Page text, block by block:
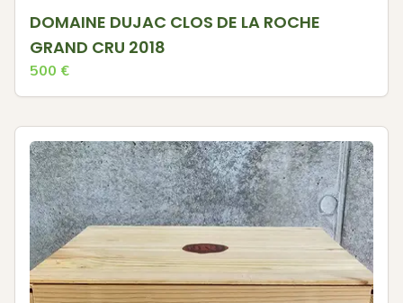
DOMAINE DUJAC CLOS DE LA ROCHE
GRAND CRU 2018
500 €